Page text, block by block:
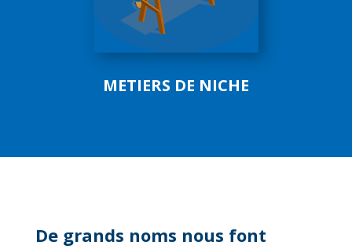
METIERS DE NICHE
De grands noms nous font